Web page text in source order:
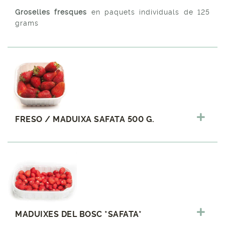
Groselles fresques en paquets individuals de 125
grams
FRESO / MADUIXA SAFATA 500 G.
MADUIXES DEL BOSC *SAFATA*